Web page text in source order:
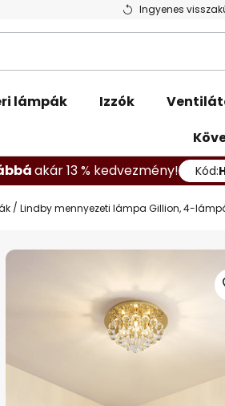
Ingyenes
lámpák Izzók
akár 13 % kedvezmény! Kód:
Lindby mennyezeti lámpa Gillion, 4-